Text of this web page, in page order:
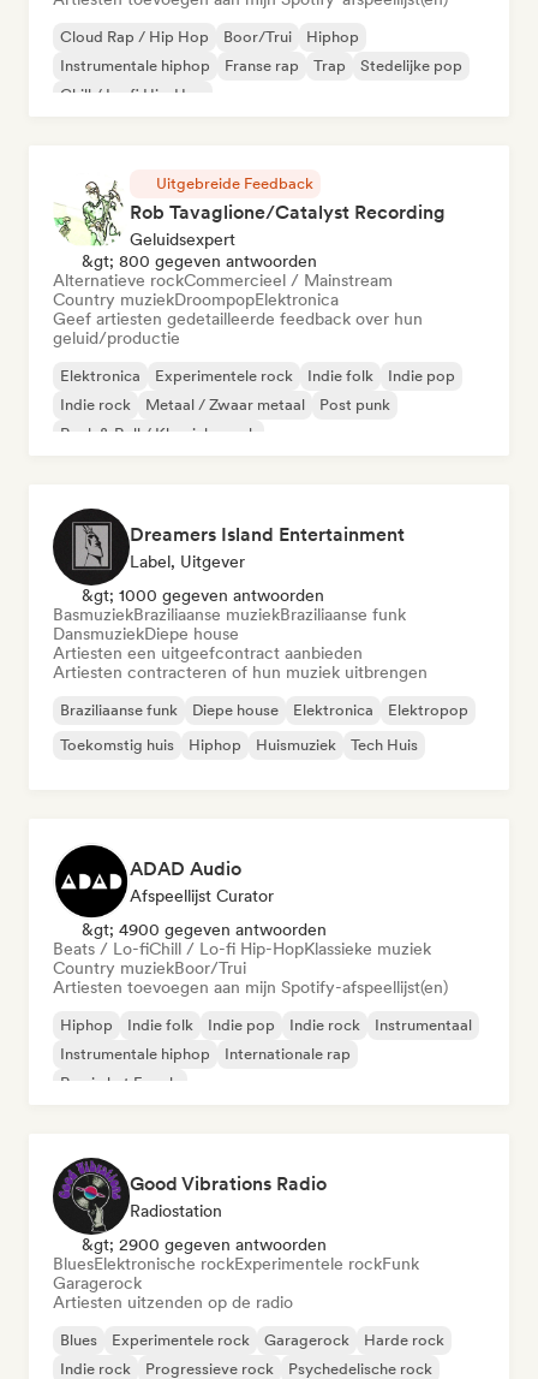
Cloud Rap / Hip Hop Boor/Trui
Hiphop
Instrumentale hiphop
Franse rap Trap
Stedelijke pop
Chill / Lo-fi Hip-Hop
Uitgebreide Feedback
Rob Tavaglione/Catalyst Recording
Geluidsexpert
&gt; 800 gegeven antwoorden
Alternatieve rockCommercieel / Mainstream
Country muziekDroompopElektronica
Geef artiesten gedetailleerde feedback over hun
geluid/productie
Elektronica Experimentele rock Indie folk
Indie pop
Indie rock
Metaal / Zwaar metaal
Post punk
Rock & Roll / Klassieke rock
Dreamers Island Entertainment
Label, Uitgever
&gt; 1000 gegeven antwoorden
BasmuziekBraziliaanse muziekBraziliaanse funk
DansmuziekDiepe house
Artiesten een uitgeefcontract aanbieden
Artiesten contracteren of hun muziek uitbrengen
Braziliaanse funk Diepe house Elektronica
Elektropop
Toekomstig huis
Hiphop Huismuziek Tech Huis
ADAD Audio
Afspeellijst Curator
&gt; 4900 gegeven antwoorden
Beats / Lo-fiChill / Lo-fi Hip-HopKlassieke muziek
Country muziekBoor/Trui
Artiesten toevoegen aan mijn Spotify-afspeellijst(en)
Hiphop Indie folk Indie pop Indie rock
Instrumentaal
Instrumentale hiphop
Internationale rap
Rap in het Engels
Good Vibrations Radio
Radiostation
&gt; 2900 gegeven antwoorden
BluesElektronische rockExperimentele rockFunk
Garagerock
Artiesten uitzenden op de radio
Blues Experimentele rock Garagerock
Harde rock
Indie rock
Progressieve rock
Psychedelische rock